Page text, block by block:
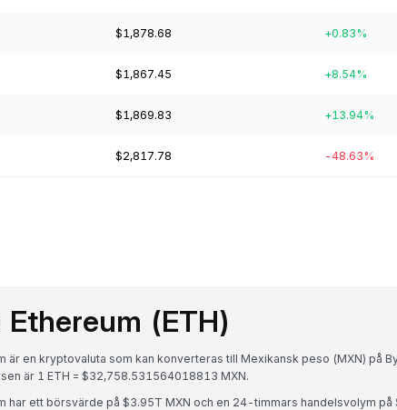
$1,878.68 +0.83%
$1,867.45 +8.54%
$1,869.83 +13.94%
$2,817.78 -48.63%
Ethereum (ETH)
är en kryptovaluta som kan konverteras till Mexikansk peso (MXN) på
är 1 ETH = $32,758.531564018813 MXN.
har ett börsvärde på $3.95T MXN och en 24-timmars handelsvolym på